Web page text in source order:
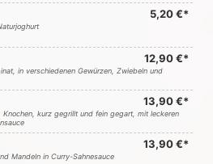
5,20 €*
12,90 €*
in verschiedenen Gewürzen, Zwiebeln und
13,90 €*
kurz gegrillt und fein gegart, mit leckeren
13,90 €*
Mandeln in Curry-Sahnesauce